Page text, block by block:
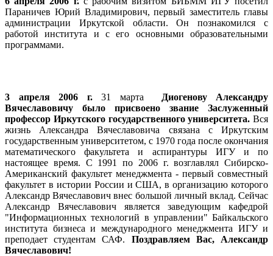
Параничев Юрий Владимирович, первый заместитель главы
администрации Иркутской области. Он познакомился с
работой института и с его основными образовательными
программами.
3 апреля 2006 г.31 марта
Диогенову Александру
Вячеславовичу было присвоено звание Заслуженный
профессор Иркутского государственного университета. Вся
жизнь Александра Вячеславовича связана с Иркутским
государственным университетом, с 1970 года после окончания
математического факультета и аспирантуры ИГУ и по
настоящее время. С 1991 по 2006 г. возглавлял Сибирско-
Американский факультет менеджмента - первый совместный
факультет в истории России и США, в организацию которого
Александр Вячеславович внес большой личный вклад. Сейчас
Александр Вячеславович является заведующим кафедрой
"Информационных технологий в управлении" Байкальского
института бизнеса и международного менеджмента ИГУ и
преподает студентам САФ. Поздравляем Вас, Александр
Вячеславович!